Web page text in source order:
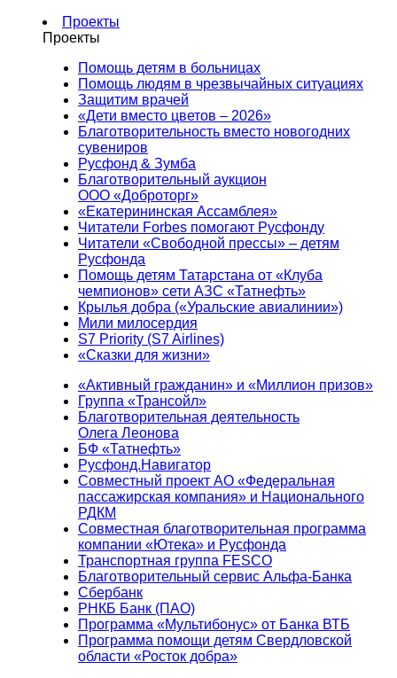
Проекты
Проекты
Помощь детям в больницах
Помощь людям в чрезвычайных ситуациях
Защитим врачей
«Дети вместо цветов – 2026»
Благотворительность вместо новогодних
сувениров
Русфонд & Зумба
Благотворительный аукцион
ООО «Доброторг»
«Екатерининская Ассамблея»
Читатели Forbes помогают Русфонду
Читатели «Свободной прессы» – детям
Русфонда
Помощь детям Татарстана от «Клуба
чемпионов» сети АЗС «Татнефть»
Крылья добра («Уральские авиалинии»)
Мили милосердия
S7 Priority (S7 Airlines)
«Сказки для жизни»
«Активный гражданин» и «Миллион призов»
Группа «Трансойл»
Благотворительная деятельность
Олега Леонова
БФ «Татнефть»
Русфонд.Навигатор
Совместный проект АО «Федеральная
пассажирская компания» и Национального
РДКМ
Совместная благотворительная программа
компании «Ютека» и Русфонда
Транспортная группа FESCO
Благотворительный сервис Альфа-Банка
Сбербанк
РНКБ Банк (ПАО)
Программа «Мультибонус» от Банка ВТБ
Программа помощи детям Свердловской
области «Росток добра»